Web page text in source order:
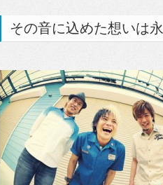
その音に込めた想いは